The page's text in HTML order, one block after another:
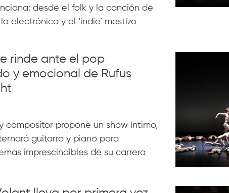
desde el folk y la canción de
electrónica y el ‘indie’ mestizo
rinde ante el pop
y emocional de Rufus
compositor propone un show íntimo,
guitarra y piano para
imprescindibles de su carrera